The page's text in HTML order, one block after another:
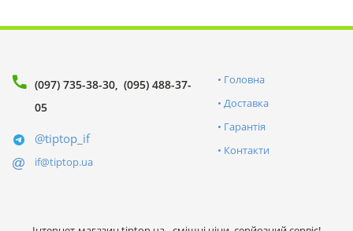
(097) 735-38-30 (095) 488-37-
05
@tiptop_if
if@tiptop.ua
Головна
Доставка
Гарантія
Контакти